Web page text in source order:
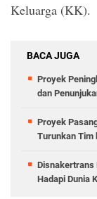
Keluarga (KK).
BACA JUGA
Proyek
dan
Proyek
Turunkan Tim
Disnakertrans
Hadapi Dunia